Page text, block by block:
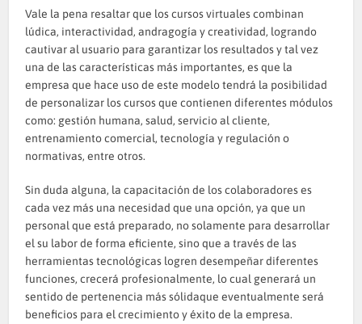
Vale la pena resaltar que los cursos virtuales combinan
lúdica, interactividad, andragogía y creatividad, logrando
cautivar al usuario para garantizar los resultados y tal vez
una de las características más importantes, es que la
empresa que hace uso de este modelo tendrá la posibilidad
de personalizar los cursos que contienen diferentes módulos
como: gestión humana, salud, servicio al cliente,
entrenamiento comercial, tecnología y regulación o
normativas, entre otros.
Sin duda alguna, la capacitación de los colaboradores es
cada vez más una necesidad que una opción, ya que un
personal que está preparado, no solamente para desarrollar
el su labor de forma eficiente, sino que a través de las
herramientas tecnológicas logren desempeñar diferentes
funciones, crecerá profesionalmente, lo cual generará un
sentido de pertenencia más sólidaque eventualmente será
beneficios para el crecimiento y éxito de la empresa.